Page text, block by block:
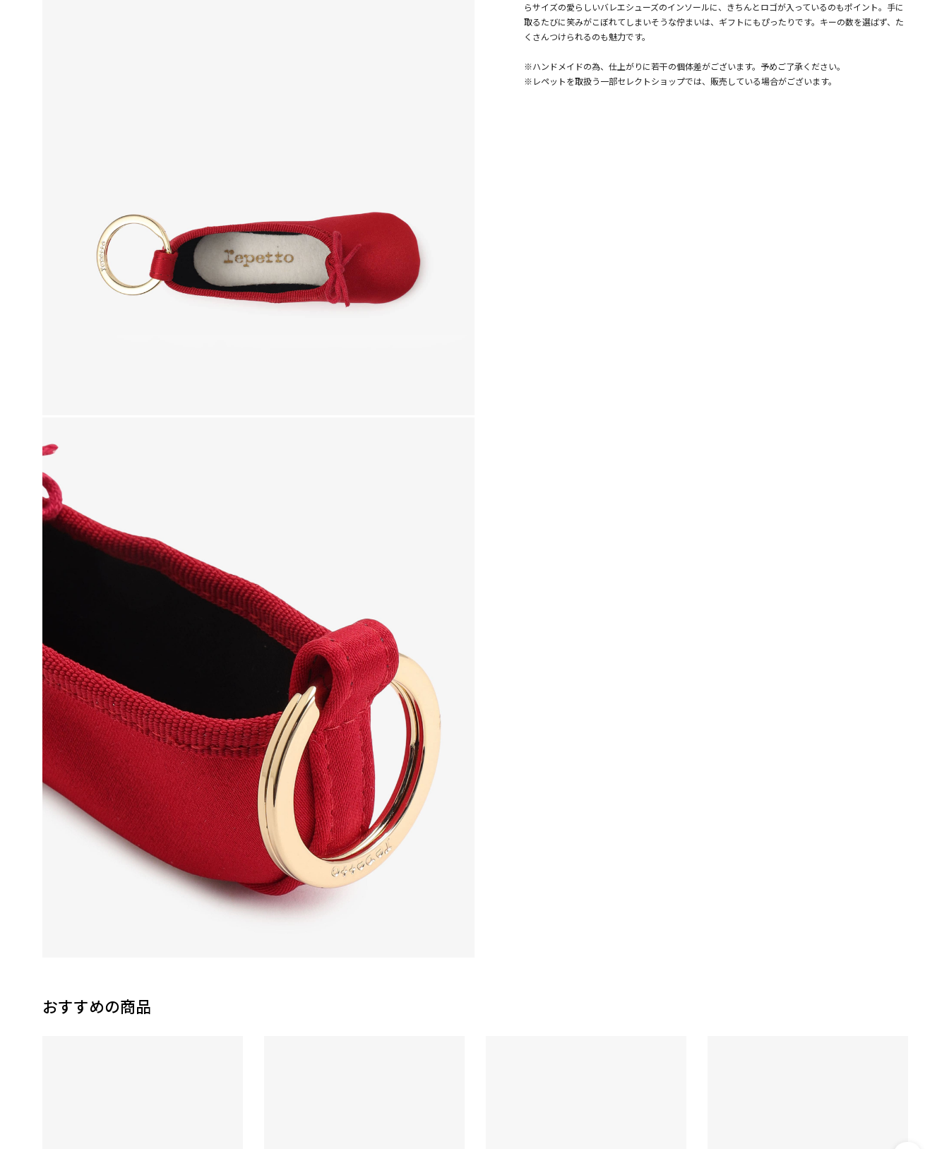
らサイズの愛らしいバレエシューズのインソールに、きちんとロゴが入っているのもポイント。手に
取るたびに笑みがこぼれてしまいそうな佇まいは、ギフトにもぴったりです。キーの数を選ばず、た
くさんつけられるのも魅力です。
※ハンドメイドの為、仕上がりに若干の個体差がございます。予めご了承ください。
※レペットを取扱う一部セレクトショップでは、販売している場合がございます。
おすすめの商品